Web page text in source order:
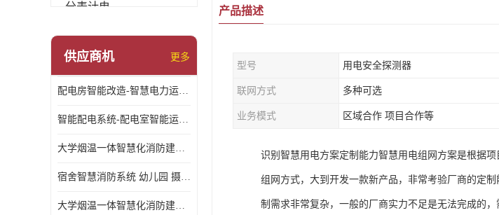
分表计电
环保用电监管系统
供应商机 更多
配电房智能改造-智慧电力运维云平台
智能配电系统-配电室智能运维监控系统-智能化配电系统平台厂家
大学烟温一体智慧化消防建设 大学校园 消防数字化
宿舍智慧消防系统 幼儿园 摄像头升级
大学烟温一体智慧化消防建设 培训机构 数字化
产品描述
型号 用电安全探测器
联网方式 多种可选
业务模式 区域合作 项目合作等
识别智慧用电方案定制能力智慧用电组网方案是根据
组网方式，大到开发一款新产品，非常考验厂商的定
制需求非常复杂，一般的厂商实力不足是无法完成的